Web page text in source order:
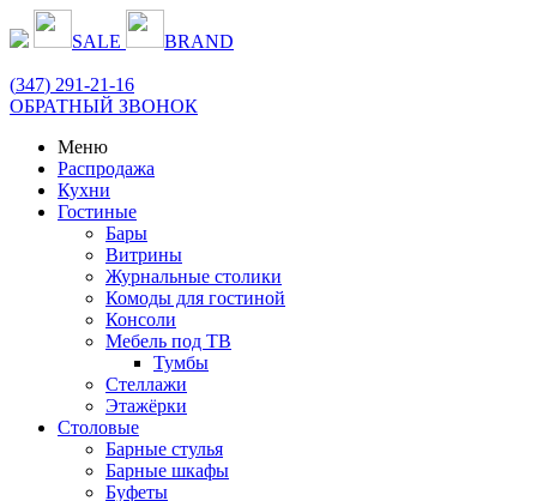
SALE BRAND
(347) 291-21-16
ОБРАТНЫЙ ЗВОНОК
Меню
Распродажа
Кухни
Гостиные
Бары
Витрины
Журнальные столики
Комоды для гостиной
Консоли
Мебель под ТВ
Тумбы
Стеллажи
Этажёрки
Столовые
Барные стулья
Барные шкафы
Буфеты